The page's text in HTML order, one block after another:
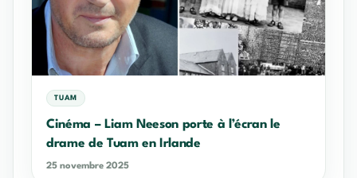
TUAM
Cinéma – Liam Neeson porte à l’écran le
drame de Tuam en Irlande
25 novembre 2025